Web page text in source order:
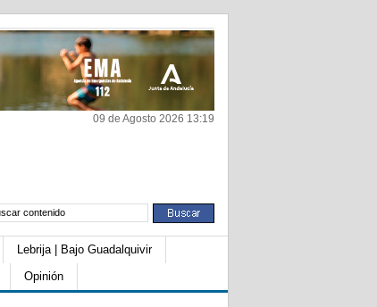
09 de Agosto 2026 13:19
Lebrija | Bajo Guadalquivir
Opinión